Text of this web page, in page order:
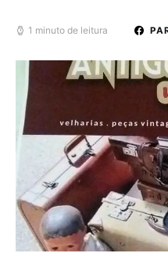
1 minuto de leitura